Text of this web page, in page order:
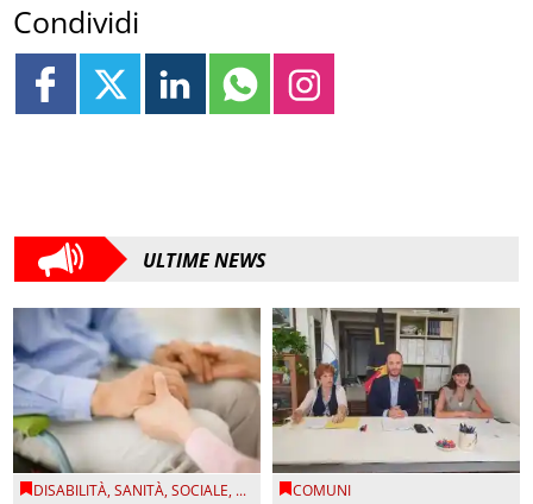
Condividi
ULTIME NEWS
DISABILITÀ,SANITÀ,SOCIALE, ... COMUNI